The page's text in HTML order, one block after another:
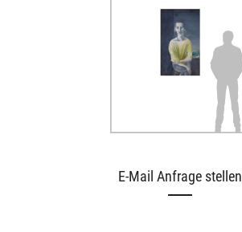
E-Mail Anfrage stellen